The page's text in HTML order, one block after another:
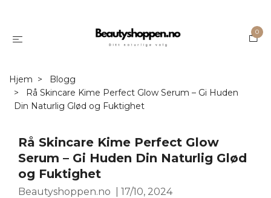
0
Hjem
Blogg
Rå Skincare Kime Perfect Glow Serum – Gi Huden
Din Naturlig Glød og Fuktighet
Rå Skincare Kime Perfect Glow
Serum – Gi Huden Din Naturlig Glød
og Fuktighet
Beautyshoppen.no 17/10, 2024